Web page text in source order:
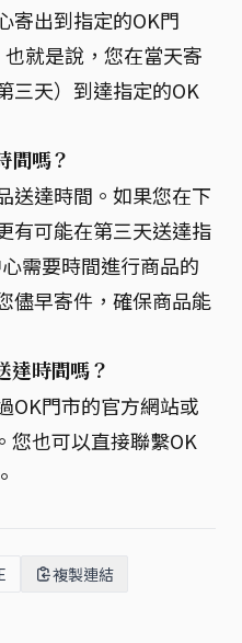
寄出到指定的OK門
就是說，您在當天寄
三天）到達指定的OK
間嗎？
送達時間。如果您在下
有可能在第三天送達指
需要時間進行商品的
儘早寄件，確保商品能
達時間嗎？
OK門市的官方網站或
您也可以直接聯繫OK
複製連結